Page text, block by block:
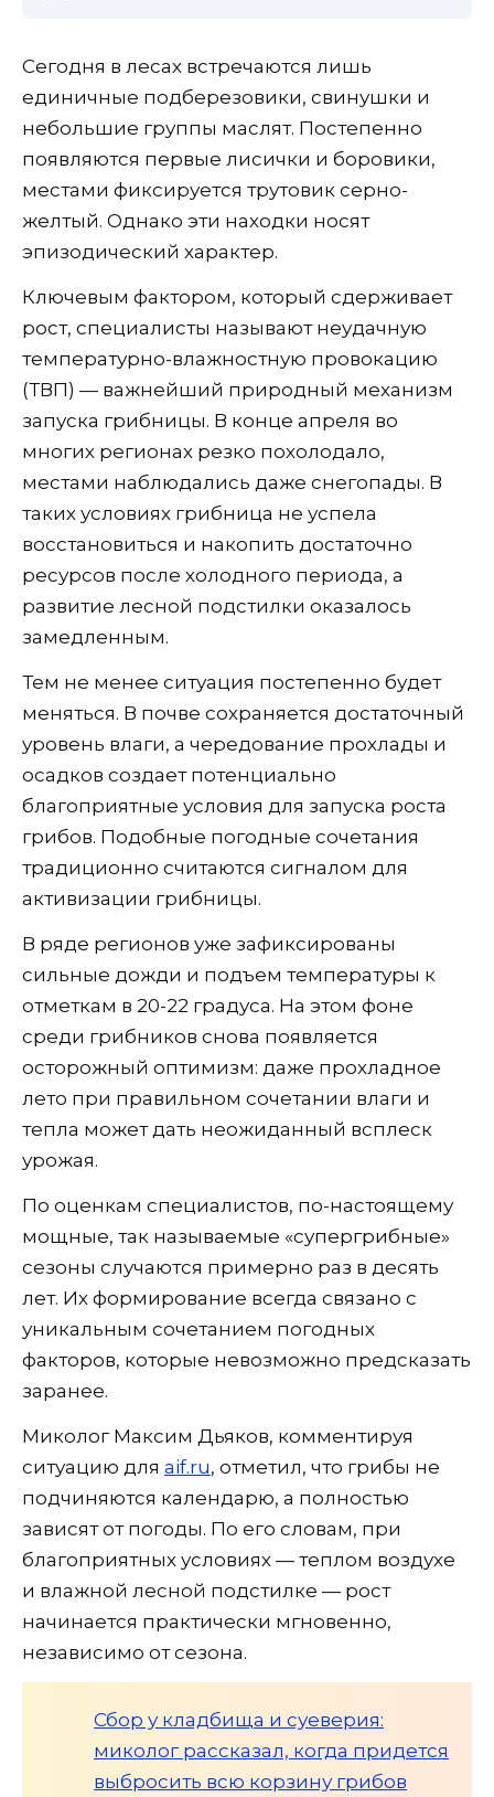
Сегодня в лесах встречаются лишь
единичные подберезовики, свинушки и
небольшие группы маслят. Постепенно
появляются первые лисички и боровики,
местами фиксируется трутовик серно-
желтый. Однако эти находки носят
эпизодический характер.
Ключевым фактором, который сдерживает
рост, специалисты называют неудачную
температурно-влажностную провокацию
(ТВП) — важнейший природный механизм
запуска грибницы. В конце апреля во
многих регионах резко похолодало,
местами наблюдались даже снегопады. В
таких условиях грибница не успела
восстановиться и накопить достаточно
ресурсов после холодного периода, а
развитие лесной подстилки оказалось
замедленным.
Тем не менее ситуация постепенно будет
меняться. В почве сохраняется достаточный
уровень влаги, а чередование прохлады и
осадков создает потенциально
благоприятные условия для запуска роста
грибов. Подобные погодные сочетания
традиционно считаются сигналом для
активизации грибницы.
В ряде регионов уже зафиксированы
сильные дожди и подъем температуры к
отметкам в 20-22 градуса. На этом фоне
среди грибников снова появляется
осторожный оптимизм: даже прохладное
лето при правильном сочетании влаги и
тепла может дать неожиданный всплеск
урожая.
По оценкам специалистов, по-настоящему
мощные, так называемые «супергрибные»
сезоны случаются примерно раз в десять
лет. Их формирование всегда связано с
уникальным сочетанием погодных
факторов, которые невозможно предсказать
заранее.
Миколог Максим Дьяков, комментируя
ситуацию для aif.ru, отметил, что грибы не
подчиняются календарю, а полностью
зависят от погоды. По его словам, при
благоприятных условиях — теплом воздухе
и влажной лесной подстилке — рост
начинается практически мгновенно,
независимо от сезона.
Сбор у кладбища и суеверия:
миколог рассказал, когда придется
выбросить всю корзину грибов